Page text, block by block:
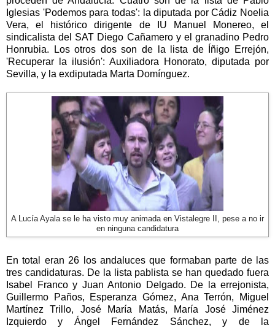
Iglesias 'Podemos para todas': la diputada por Cádiz Noelia
Vera, el histórico dirigente de IU Manuel Monereo, el
sindicalista del SAT Diego Cañamero y el granadino Pedro
Honrubia. Los otros dos son de la lista de Íñigo Errejón,
'Recuperar la ilusión': Auxiliadora Honorato, diputada por
Sevilla, y la exdiputada Marta Domínguez.
A Lucía Ayala se le ha visto muy animada en Vistalegre II, pese a no ir
en ninguna candidatura
En total eran 26 los andaluces que formaban parte de las
tres candidaturas. De la lista pablista se han quedado fuera
Isabel Franco y Juan Antonio Delgado. De la errejonista,
Guillermo Paños, Esperanza Gómez, Ana Terrón, Miguel
Martínez Trillo, José María Matás, María José Jiménez
Izquierdo y Ángel Fernández Sánchez, y de la